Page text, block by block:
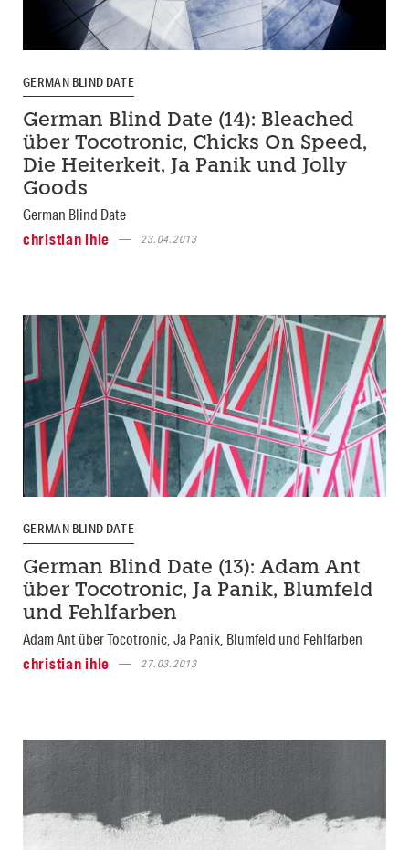
GERMAN BLIND DATE
German Blind Date (14): Bleached
über Tocotronic, Chicks On Speed,
Die Heiterkeit, Ja Panik und Jolly
Goods
German Blind Date
christian ihle
23.04.2013
GERMAN BLIND DATE
German Blind Date (13): Adam Ant
über Tocotronic, Ja Panik, Blumfeld
und Fehlfarben
Adam Ant über Tocotronic, Ja Panik, Blumfeld und Fehlfarben
christian ihle
27.03.2013